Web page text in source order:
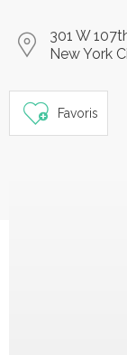
301 W
New York
Favoris